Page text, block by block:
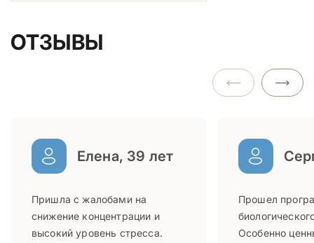
ОТЗЫВЫ
Елена, 39 лет
Пришла с жалобами на
снижение концентрации и
высокий уровень стресса.
Прошел
Особенно